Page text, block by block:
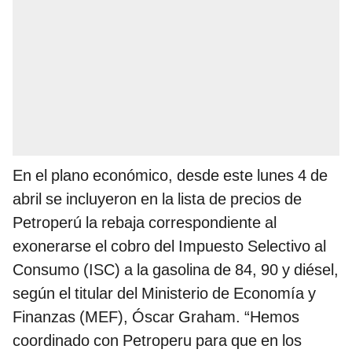
En el plano económico, desde este lunes 4 de
abril se incluyeron en la lista de precios de
Petroperú la rebaja correspondiente al
exonerarse el cobro del Impuesto Selectivo al
Consumo (ISC) a la gasolina de 84, 90 y diésel,
según el titular del Ministerio de Economía y
Finanzas (MEF), Óscar Graham. “Hemos
coordinado con Petroperu para que en los